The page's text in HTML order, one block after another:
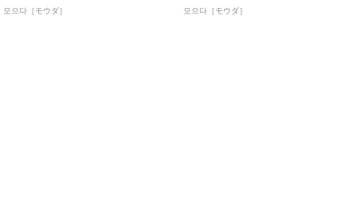
모으다［モウダ］ 모으다［モウダ］